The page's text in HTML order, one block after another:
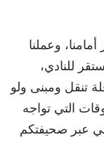
وعملنا
للنادي،
تنقل ومبنى ولو
التي تواجه
عبر صحيفتكم